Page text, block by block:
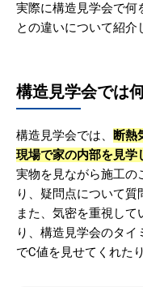
実際に構造見学会で何
との違いについて紹介
構造見学会では
構造見学会では、
断熱
現場で家の内部を見学
実物を見ながら施工の
り、疑問点について質
また、気密を重視して
り、構造見学会のタ
でC値を見せてくれた